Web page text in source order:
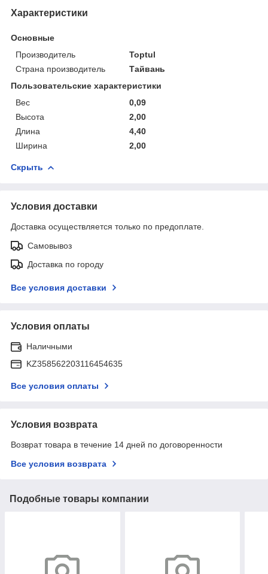
Характеристики
Основные
Производитель
Toptul
Страна производитель
Тайвань
Пользовательские характеристики
Вес
0,09
Высота
2,00
Длина
4,40
Ширина
2,00
Скрыть
Условия доставки
Доставка осуществляется только по предоплате.
Самовывоз
Доставка по городу
Все условия доставки
Условия оплаты
Наличными
KZ358562203116454635
Все условия оплаты
Условия возврата
Возврат товара в течение 14 дней по договоренности
Все условия возврата
Подобные товары компании